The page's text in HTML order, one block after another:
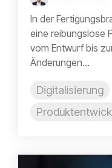
In der
eine reibungslose
vom Entwurf bis
Änderungen...
Digitalisierung